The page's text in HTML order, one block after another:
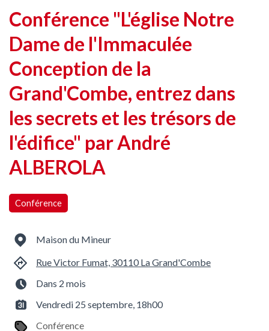
Conférence "L'église Notre
Dame de l'Immaculée
Conception de la
Grand'Combe, entrez dans
les secrets et les trésors de
l'édifice" par André
ALBEROLA
Conférence
Maison du Mineur
Rue Victor Fumat, 30110 La Grand'Combe
Dans 2 mois
Vendredi 25 septembre, 18h00
Conférence